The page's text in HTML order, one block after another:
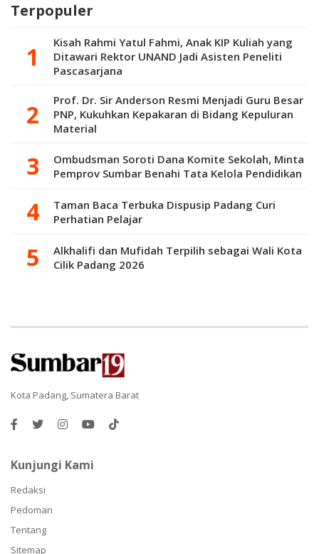
di Era Digital
Terpopuler
Kisah Rahmi Yatul Fahmi, Anak KIP Kuliah yang
Ditawari Rektor UNAND Jadi Asisten Peneliti
Pascasarjana
Prof. Dr. Sir Anderson Resmi Menjadi Guru Besar
PNP, Kukuhkan Kepakaran di Bidang Kepuluran
Material
Ombudsman Soroti Dana Komite Sekolah, Minta
Pemprov Sumbar Benahi Tata Kelola Pendidikan
Taman Baca Terbuka Dispusip Padang Curi
Perhatian Pelajar
Alkhalifi dan Mufidah Terpilih sebagai Wali Kota
Cilik Padang 2026
Kota Padang, Sumatera Barat
Kunjungi Kami
Redaksi
Pedoman
Tentang
Sitemap